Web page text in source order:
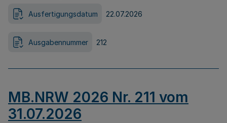
Ausfertigungsdatum 22.07.2026
Ausgabennummer 212
MB.NRW 2026 Nr. 211 vom
31.07.2026